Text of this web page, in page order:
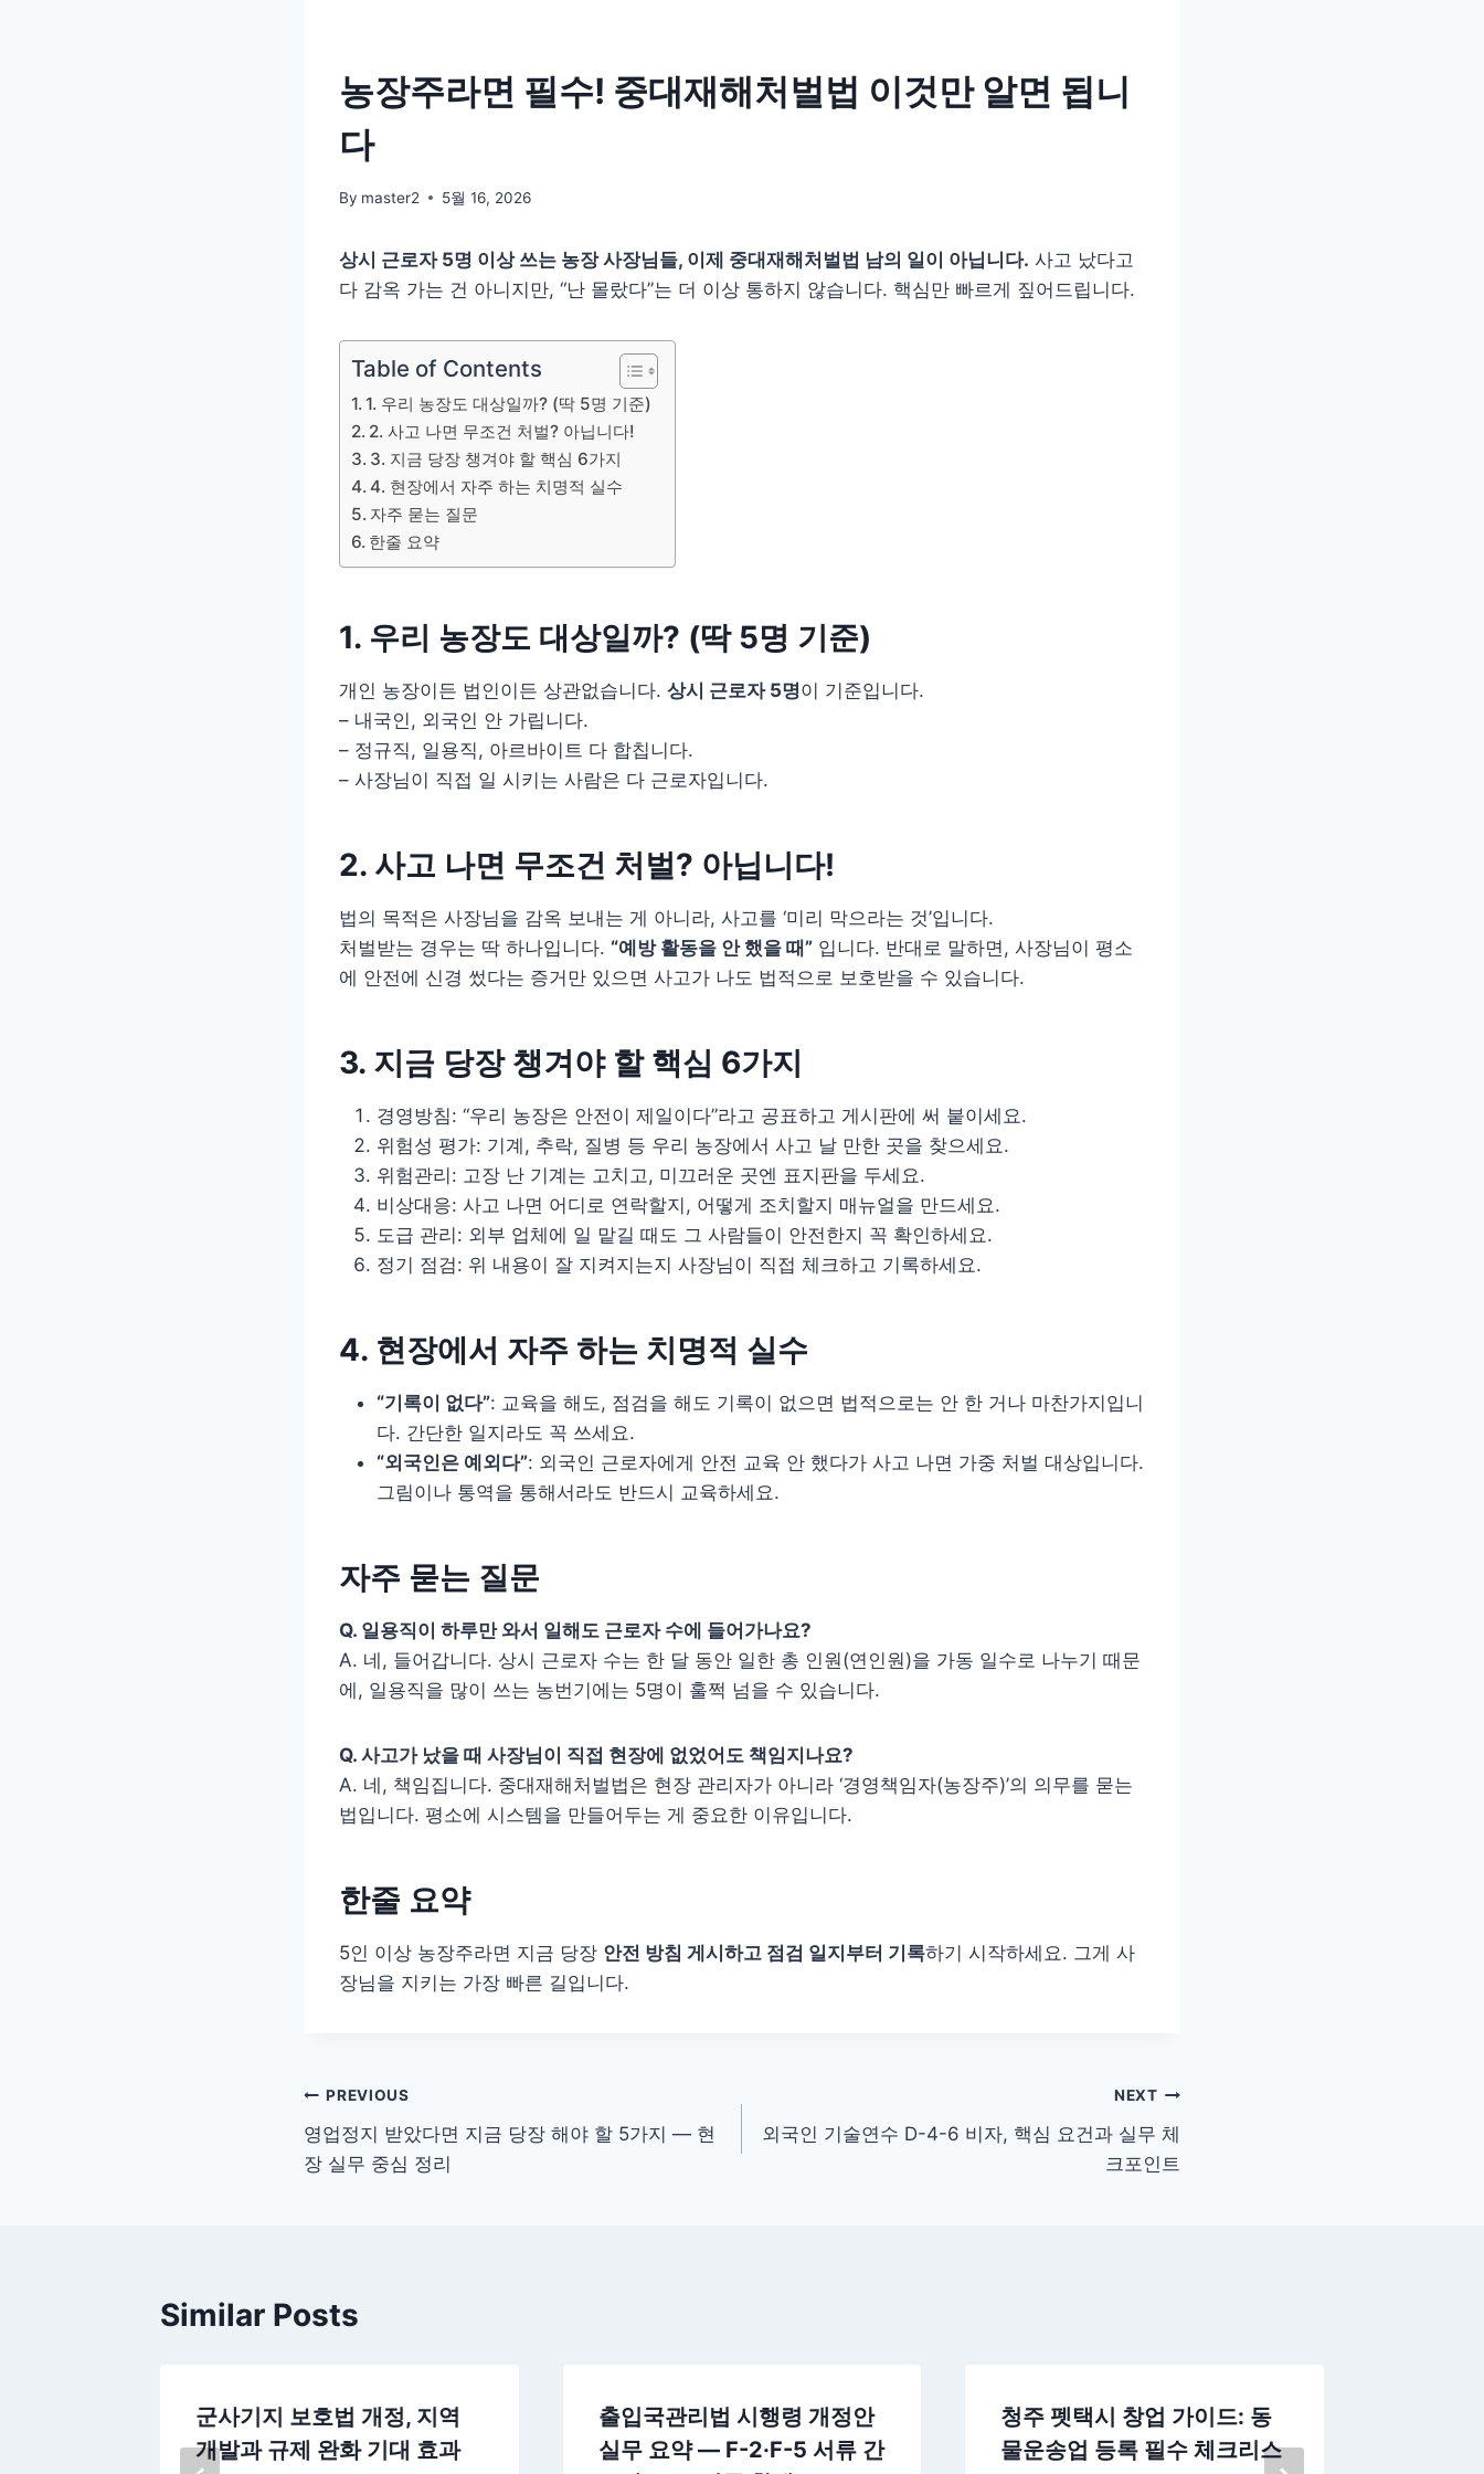
농장주라면 필수! 중대재해처벌법 이것만 알면 됩니
다
By master2 5월 16, 2026
상시 근로자 5명 이상 쓰는 농장 사장님들, 이제 중대재해처벌법 남의 일이 아닙니다. 사고 났다고
다 감옥 가는 건 아니지만, “난 몰랐다”는 더 이상 통하지 않습니다. 핵심만 빠르게 짚어드립니다.
Table of Contents
1. 우리 농장도 대상일까? (딱 5명 기준)
2. 사고 나면 무조건 처벌? 아닙니다!
3. 지금 당장 챙겨야 할 핵심 6가지
4. 현장에서 자주 하는 치명적 실수
자주 묻는 질문
한줄 요약
1. 우리 농장도 대상일까? (딱 5명 기준)
개인 농장이든 법인이든 상관없습니다. 상시 근로자 5명이 기준입니다.
– 내국인, 외국인 안 가립니다.
– 정규직, 일용직, 아르바이트 다 합칩니다.
– 사장님이 직접 일 시키는 사람은 다 근로자입니다.
2. 사고 나면 무조건 처벌? 아닙니다!
법의 목적은 사장님을 감옥 보내는 게 아니라, 사고를 ‘미리 막으라는 것’입니다.
처벌받는 경우는 딱 하나입니다. “예방 활동을 안 했을 때” 입니다. 반대로 말하면, 사장님이 평소
에 안전에 신경 썼다는 증거만 있으면 사고가 나도 법적으로 보호받을 수 있습니다.
3. 지금 당장 챙겨야 할 핵심 6가지
경영방침: “우리 농장은 안전이 제일이다”라고 공표하고 게시판에 써 붙이세요.
위험성 평가: 기계, 추락, 질병 등 우리 농장에서 사고 날 만한 곳을 찾으세요.
위험관리: 고장 난 기계는 고치고, 미끄러운 곳엔 표지판을 두세요.
비상대응: 사고 나면 어디로 연락할지, 어떻게 조치할지 매뉴얼을 만드세요.
도급 관리: 외부 업체에 일 맡길 때도 그 사람들이 안전한지 꼭 확인하세요.
정기 점검: 위 내용이 잘 지켜지는지 사장님이 직접 체크하고 기록하세요.
4. 현장에서 자주 하는 치명적 실수
“기록이 없다”: 교육을 해도, 점검을 해도 기록이 없으면 법적으로는 안 한 거나 마찬가지입니
다. 간단한 일지라도 꼭 쓰세요.
“외국인은 예외다”: 외국인 근로자에게 안전 교육 안 했다가 사고 나면 가중 처벌 대상입니다.
그림이나 통역을 통해서라도 반드시 교육하세요.
자주 묻는 질문
Q. 일용직이 하루만 와서 일해도 근로자 수에 들어가나요?
A. 네, 들어갑니다. 상시 근로자 수는 한 달 동안 일한 총 인원(연인원)을 가동 일수로 나누기 때문
에, 일용직을 많이 쓰는 농번기에는 5명이 훌쩍 넘을 수 있습니다.
Q. 사고가 났을 때 사장님이 직접 현장에 없었어도 책임지나요?
A. 네, 책임집니다. 중대재해처벌법은 현장 관리자가 아니라 ‘경영책임자(농장주)’의 의무를 묻는
법입니다. 평소에 시스템을 만들어두는 게 중요한 이유입니다.
한줄 요약
5인 이상 농장주라면 지금 당장 안전 방침 게시하고 점검 일지부터 기록하기 시작하세요. 그게 사
장님을 지키는 가장 빠른 길입니다.
글
탐
PREVIOUS
영업정지 받았다면 지금 당장 해야 할 5가지 — 현
장 실무 중심 정리
NEXT
외국인 기술연수 D-4-6 비자, 핵심 요건과 실무 체
크포인트
Similar Posts
군사기지 보호법 개정, 지역
개발과 규제 완화 기대 효과
출입국관리법 시행령 개정안
실무 요약 — F-2·F-5 서류 간
청주 펫택시 창업 가이드: 동
물운송업 등록 필수 체크리스